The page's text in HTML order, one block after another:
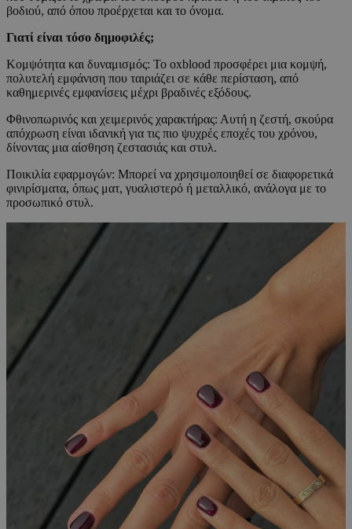
βοδιού, από όπου προέρχεται και το όνομα.
Γιατί είναι τόσο δημοφιλές;
Κομψότητα και δυναμισμός: Το oxblood προσφέρει μια κομψή,
πολυτελή εμφάνιση που ταιριάζει σε κάθε περίσταση, από
καθημερινές εμφανίσεις μέχρι βραδινές εξόδους.
Φθινοπωρινός και χειμερινός χαρακτήρας: Αυτή η ζεστή, σκούρα
απόχρωση είναι ιδανική για τις πιο ψυχρές εποχές του χρόνου,
δίνοντας μια αίσθηση ζεστασιάς και στυλ.
Ποικιλία εφαρμογών: Μπορεί να χρησιμοποιηθεί σε διαφορετικά
φινιρίσματα, όπως ματ, γυαλιστερό ή μεταλλικό, ανάλογα με το
προσωπικό στυλ.